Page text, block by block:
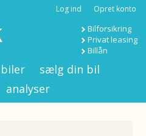
Log ind Opret konto
Bilforsikring
Privat leasing
Billån
sælg din bil
analyser